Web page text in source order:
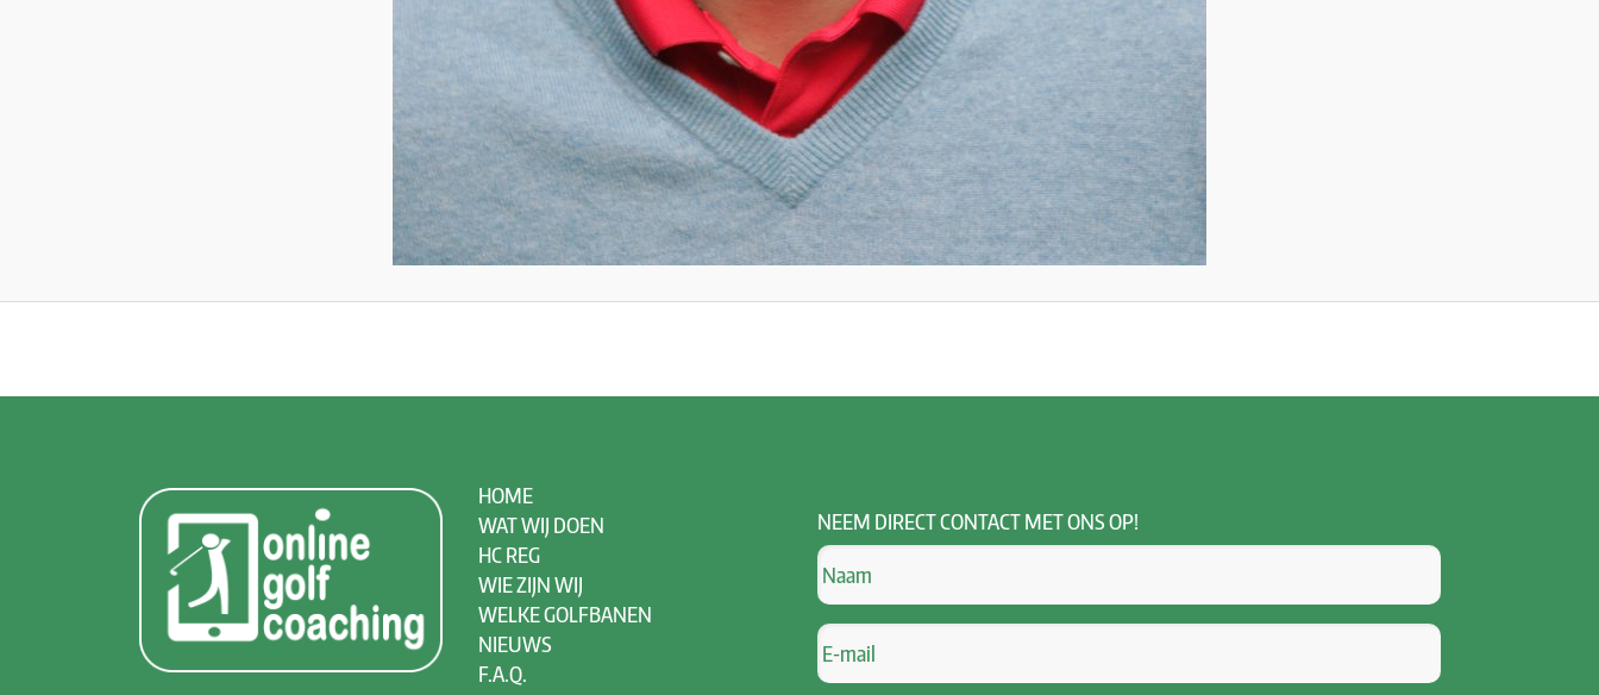
HOME
WAT WIJ DOEN
HC REG
WIE ZIJN WIJ
WELKE GOLFBANEN
NIEUWS
F.A.Q.
NEEM DIRECT CONTACT MET ONS OP!